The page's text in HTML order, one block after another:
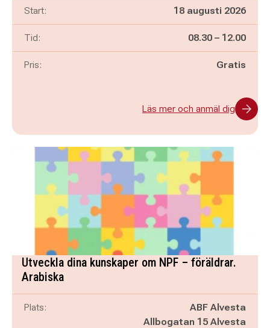
Start: 18 augusti 2026
Tid: Pågår mellan
08.30 – och
12.00
Pris: Gratis
Läs mer och anmäl dig
Utveckla dina kunskaper om NPF – föräldrar.
Arabiska
Plats:
ABF Alvesta
Allbogatan 15 Alvesta